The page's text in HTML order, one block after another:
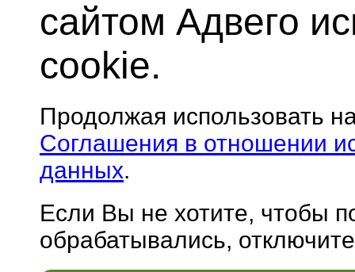
сайтом Адвего
cookie.
Продолжая использовать
Соглашения в отношении
данных.
Если Вы не хотите, чтобы
обрабатывались,